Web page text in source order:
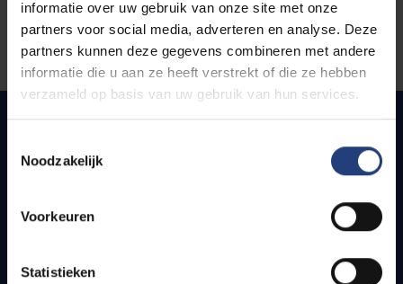
informatie over uw gebruik van onze site met onze
partners voor social media, adverteren en analyse. Deze
partners kunnen deze gegevens combineren met andere
informatie die u aan ze heeft verstrekt of die ze hebben
verzameld op basis van uw gebruik van hun services.
Noodzakelijk
Voorkeuren
Statistieken
Quick links
How to get to the VUB campuses